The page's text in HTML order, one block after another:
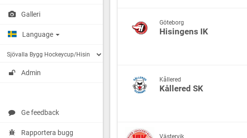
Galleri
Language
Admin
Ge feedback
Rapportera bugg
Göteborg
Hisingens IK
Kållered
Kållered SK
Västervik